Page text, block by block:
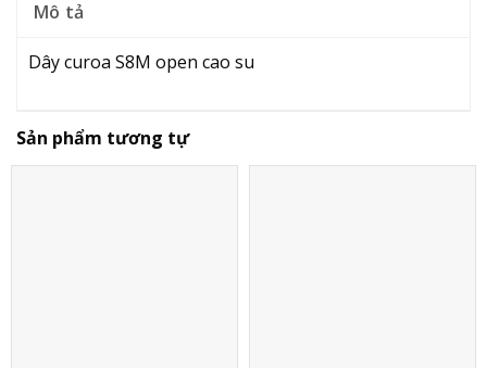
Mô tả
Dây curoa S8M open cao su
Sản phẩm tương tự